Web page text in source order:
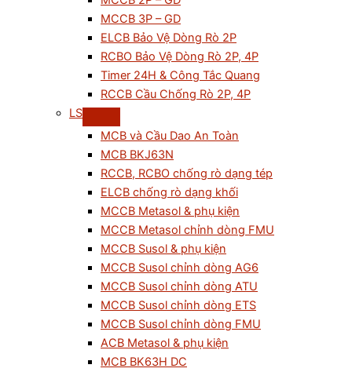
MCCB 3P – GD
ELCB Bảo Vệ Dòng Rò 2P
RCBO Bảo Vệ Dòng Rò 2P, 4P
Timer 24H & Công Tắc Quang
RCCB Cầu Chống Rò 2P, 4P
LS
MCB và Cầu Dao An Toàn
MCB BKJ63N
RCCB, RCBO chống rò dạng tép
ELCB chống rò dạng khối
MCCB Metasol & phụ kiện
MCCB Metasol chỉnh dòng FMU
MCCB Susol & phụ kiện
MCCB Susol chỉnh dòng AG6
MCCB Susol chỉnh dòng ATU
MCCB Susol chỉnh dòng ETS
MCCB Susol chỉnh dòng FMU
ACB Metasol & phụ kiện
MCB BK63H DC